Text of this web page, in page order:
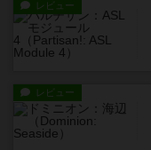
レビュー
レビュー